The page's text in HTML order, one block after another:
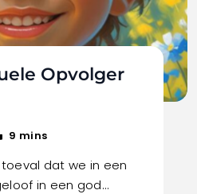
Opvolger
9 mins
dat we in een
in een god…